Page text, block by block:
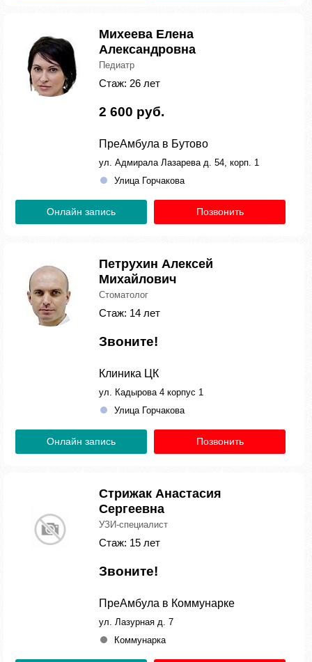
Михеева Елена
Александровна
Педиатр
Стаж: 26 лет
2 600 руб.
ПреАмбула в Бутово
ул. Адмирала Лазарева д. 54, корп. 1
Улица Горчакова
Онлайн запись Позвонить
Петрухин Алексей
Михайлович
Стоматолог
Стаж: 14 лет
Звоните!
Клиника ЦК
ул. Кадырова 4 корпус 1
Улица Горчакова
Онлайн запись Позвонить
Стрижак Анастасия
Сергеевна
УЗИ-специалист
Стаж: 15 лет
Звоните!
ПреАмбула в Коммунарке
ул. Лазурная д. 7
Коммунарка